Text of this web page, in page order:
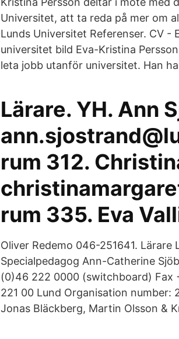
Universitet, att ta reda på mer om
Lunds Universitet Referenser. CV -
universitet bild Eva-Kristina
leta jobb utanför universitet. Han
Lärare. YH. Ann
rum 312.
rum 335. Eva
Oliver Redemo 046-251641. Lärare
Specialpedagog Ann-Catherine
(0)46 222 0000 (switchboard) Fax
221 00 Lund Organisation number:
Jonas Bläckberg, Martin Olsson &